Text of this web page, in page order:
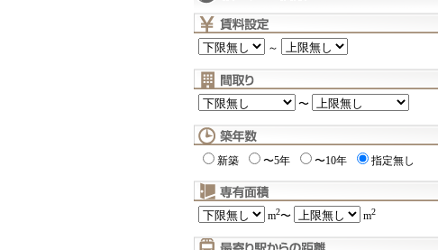
～
〜
新築 〜5年 〜10年 指定無し
m2〜 m2